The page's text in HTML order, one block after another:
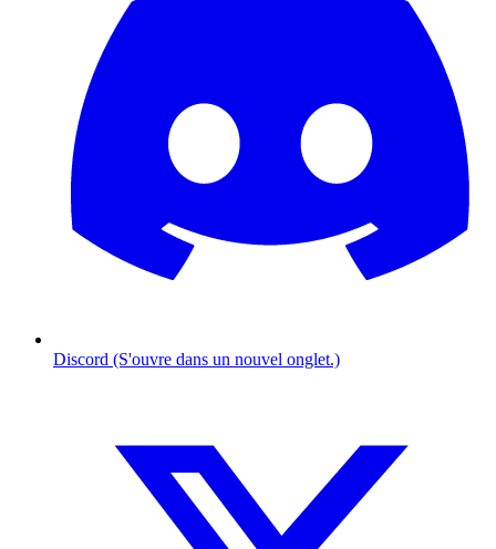
Discord (S'ouvre dans un nouvel onglet.)